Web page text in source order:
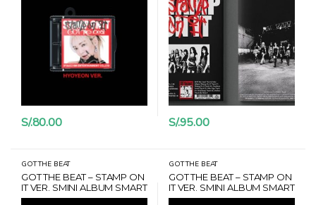
S/.80.00 S/.95.00
GOT THE BEAT
GOT THE BEAT – STAMP ON
IT VER. SMINI ALBUM SMART
VER. WENDY + CARD
GOT THE BEAT
GOT THE BEAT – STAMP ON
IT VER. SMINI ALBUM SMART
VER. BOA + CARD HANTEO